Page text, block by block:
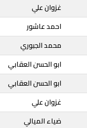
غزوان علي
احمد عاشور
محمد الجبوري
ابو الحسن العقابي
ابو الحسن العقابي
غزوان علي
ضياء الميالي